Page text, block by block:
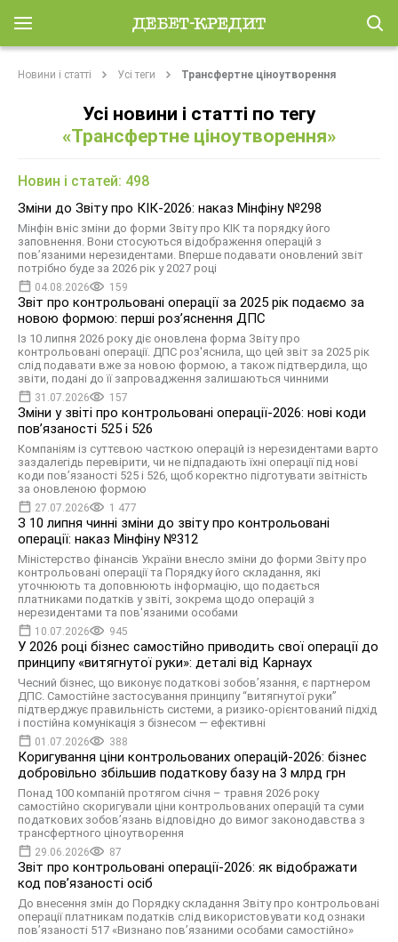
Новини і статті Усі теги Трансфертне ціноутворення
Усі новини і статті по тегу
«Трансфертне ціноутворення»
Новин і статей: 498
Зміни до Звіту про КІК-2026: наказ Мінфіну №298
Мінфін вніс зміни до форми Звіту про КІК та порядку його
заповнення. Вони стосуються відображення операцій з
пов’язаними нерезидентами. Вперше подавати оновлений звіт
потрібно буде за 2026 рік у 2027 році
04.08.2026 159
Звіт про контрольовані операції за 2025 рік подаємо за
новою формою: перші розʼяснення ДПС
Із 10 липня 2026 року діє оновлена форма Звіту про
контрольовані операції. ДПС роз'яснила, що цей звіт за 2025 рік
слід подавати вже за новою формою, а також підтвердила, що
звіти, подані до її запровадження залишаються чинними
31.07.2026 157
Зміни у звіті про контрольовані операції-2026: нові коди
пов’язаності 525 і 526
Компаніям із суттєвою часткою операцій із нерезидентами варто
заздалегідь перевірити, чи не підпадають їхні операції під нові
коди пов’язаності 525 і 526, щоб коректно підготувати звітність
за оновленою формою
27.07.2026 1 477
З 10 липня чинні зміни до звіту про контрольовані
операції: наказ Мінфіну №312
Міністерство фінансів України внесло зміни до форми Звіту про
контрольовані операції та Порядку його складання, які
уточнюють та доповнюють інформацію, що подається
платниками податків у звіті, зокрема щодо операцій з
нерезидентами та пов'язаними особами
10.07.2026 945
У 2026 році бізнес самостійно приводить свої операції до
принципу «витягнутої руки»: деталі від Карнаух
Чесний бізнес, що виконує податкові зобовʼязання, є партнером
ДПС. Самостійне застосування принципу “витягнутої руки”
підтверджує правильність системи, а ризико-орієнтований підхід
і постійна комунікація з бізнесом — ефективні
01.07.2026 388
Коригування ціни контрольованих операцій-2026: бізнес
добровільно збільшив податкову базу на 3 млрд грн
Понад 100 компаній протягом січня – травня 2026 року
самостійно скоригували ціни контрольованих операцій та суми
податкових зобов’язань відповідно до вимог законодавства з
трансфертного ціноутворення
29.06.2026 87
Звіт про контрольовані операції-2026: як відображати
код пов’язаності осіб
До внесення змін до Порядку складання Звіту про контрольовані
операції платникам податків слід використовувати код ознаки
пов’язаності 517 «Визнано пов’язаними особами самостійно»